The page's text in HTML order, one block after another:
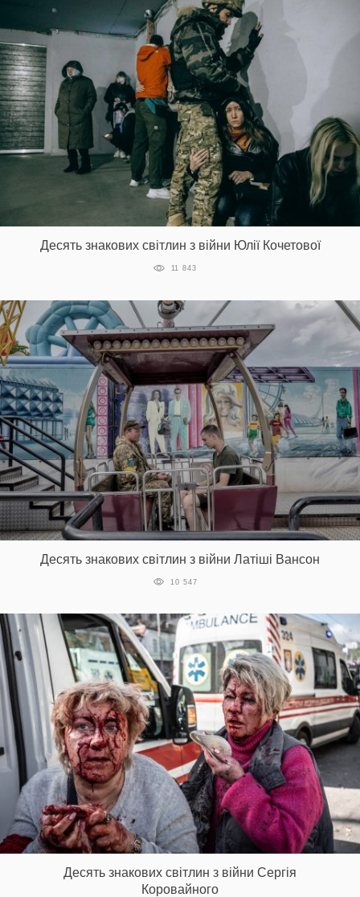
Десять знакових світлин з війни Юлії Кочетової
11 843
Десять знакових світлин з війни Латіші Вансон
10 547
Десять знакових світлин з війни Сергія
Коровайного